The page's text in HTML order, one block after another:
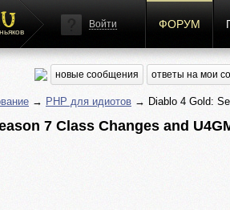
Войти ФОРУМ
новые сообщения ответы на мои
→ PHP для идиотов → Diablo 4 Gold:
7 Class Changes and